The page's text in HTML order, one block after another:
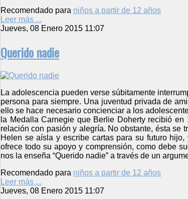
Recomendado para niños a partir de 12 años
Leer más ...
Jueves, 08 Enero 2015 11:07
Querido nadie
La adolescencia pueden verse súbitamente
persona para siempre. Una juventud privada de
ello se hace necesario concienciar a los
la Medalla Carnegie que Berlie Doherty recibió
relación con pasión y alegría. No obstante, ésta se
Helen se aísla y escribe cartas para su futuro
ofrece todo su apoyo y comprensión, como debe
nos la enseña “Querido nadie” a través de un
Recomendado para niños a partir de 12 años
Leer más ...
Jueves, 08 Enero 2015 11:07